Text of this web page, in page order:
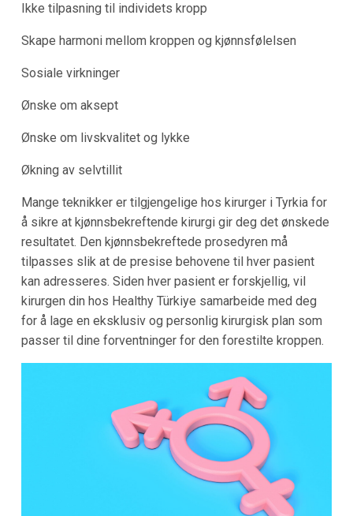
Ikke tilpasning til individets kropp
Skape harmoni mellom kroppen og kjønnsfølelsen
Sosiale virkninger
Ønske om aksept
Ønske om livskvalitet og lykke
Økning av selvtillit
Mange teknikker er tilgjengelige hos kirurger i Tyrkia for
å sikre at kjønnsbekreftende kirurgi gir deg det ønskede
resultatet. Den kjønnsbekreftede prosedyren må
tilpasses slik at de presise behovene til hver pasient
kan adresseres. Siden hver pasient er forskjellig, vil
kirurgen din hos Healthy Türkiye samarbeide med deg
for å lage en eksklusiv og personlig kirurgisk plan som
passer til dine forventninger for den forestilte kroppen.